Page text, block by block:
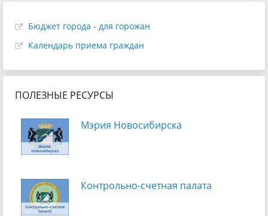
Бюджет города - для горожан
Календарь приема граждан
ПОЛЕЗНЫЕ РЕСУРСЫ
Мэрия Новосибирска
Контрольно-счетная палата